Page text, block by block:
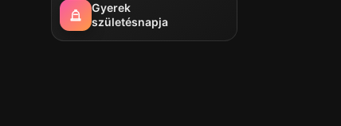
Gyerek
születésnapja